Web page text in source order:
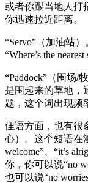
或者你跟当地人打
你迅速拉近距离。
“Servo”（加油站
“Where’s the
“Paddock”（围场/
是围起来的草地，
题，这个词出现频
俚语方面，也有很
心）。这个短语在
welcome”、“it’s
你，你可以说“no
也可以说“no